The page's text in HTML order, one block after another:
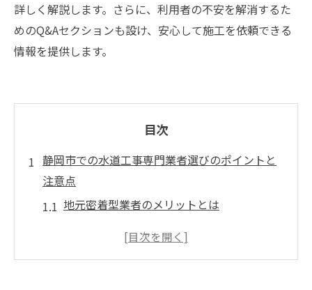
詳しく解説します。さらに、利用者の不安を解消するた
めのQ&Aセクションも設け、安心して施工を依頼できる
情報を提供します。
目次
静岡市での水道工事専門業者選びのポイントと
注意点
地元密着型業者のメリットとは
施工前に確認すべき重要事項